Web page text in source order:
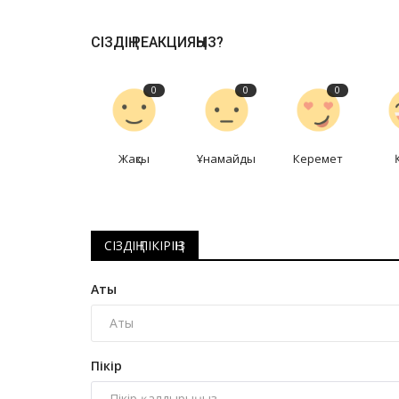
СІЗДІҢ РЕАКЦИЯҢЫЗ?
0
Жақсы
0
Ұнамайды
0
Керемет
СІЗДІҢ ПІКІРІҢІЗ
Аты
Пікір
маманның ізбасарына